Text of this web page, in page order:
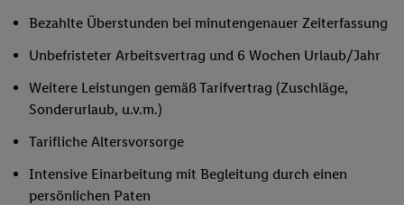
Bezahlte Überstunden bei minutengenauer Zeiterfassung
Unbefristeter Arbeitsvertrag und 6 Wochen Urlaub/Jahr
Weitere Leistungen gemäß Tarifvertrag (Zuschläge,
Sonderurlaub, u.v.m.)
Tarifliche Altersvorsorge
Intensive Einarbeitung mit Begleitung durch einen
persönlichen Paten